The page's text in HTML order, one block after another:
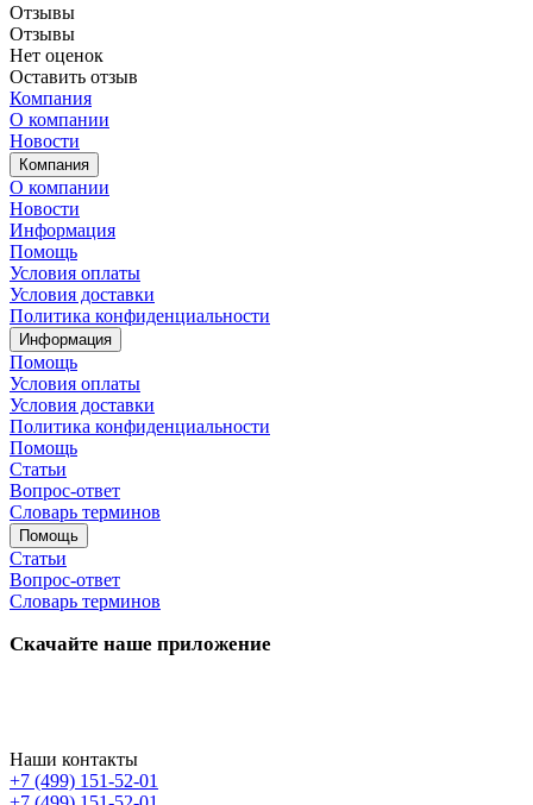
Отзывы
Отзывы
Нет оценок
Оставить отзыв
Компания
О компании
Новости
Компания
О компании
Новости
Информация
Помощь
Условия оплаты
Условия доставки
Политика конфиденциальности
Информация
Помощь
Условия оплаты
Условия доставки
Политика конфиденциальности
Помощь
Статьи
Вопрос-ответ
Словарь терминов
Помощь
Статьи
Вопрос-ответ
Словарь терминов
Скачайте наше приложение
Наши контакты
+7 (499) 151-52-01